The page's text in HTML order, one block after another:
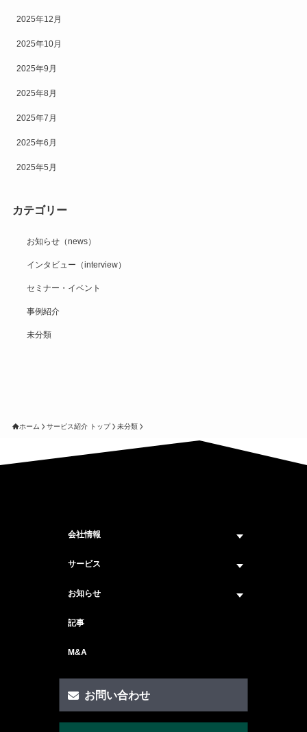
2025年12月
2025年10月
2025年9月
2025年8月
2025年7月
2025年6月
2025年5月
カテゴリー
お知らせ（news）
インタビュー（interview）
セミナー・イベント
事例紹介
未分類
ホーム サービス紹介 トップ 未分類
会社情報
企業情報トップ
サービス
サービス紹介 トップ
セキュリティ顧問サービス
脆弱性診断サービス
お知らせ
ニュース トップ
記事
M&A
お問い合わせ